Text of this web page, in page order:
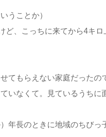
うことか）
、こっちに来てから4キロ
てもらえない家庭だった
いなくて。見ているうち
年長のときに地域のちび